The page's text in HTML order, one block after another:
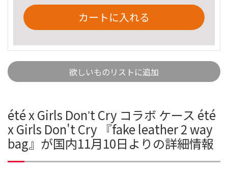
カートに入れる
欲しいものリストに追加
été x Girls Donʼt Cry コラボ ケース été
x Girls Don't Cry 『fake leather 2 way
bag』が国内11月10日よりの詳細情報